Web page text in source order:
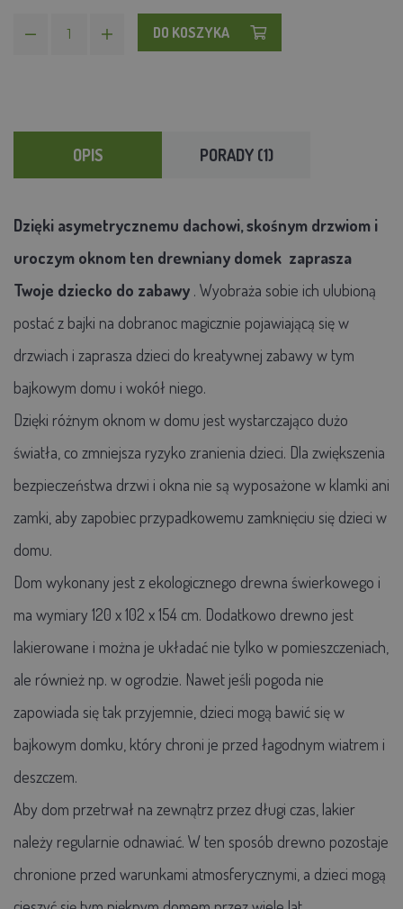
DO KOSZYKA
OPIS PORADY (1)
Dzięki asymetrycznemu dachowi, skośnym drzwiom i
uroczym oknom ten drewniany domek zaprasza
Twoje dziecko do zabawy . Wyobraża sobie ich ulubioną
postać z bajki na dobranoc magicznie pojawiającą się w
drzwiach i zaprasza dzieci do kreatywnej zabawy w tym
bajkowym domu i wokół niego.
Dzięki różnym oknom w domu jest wystarczająco dużo
światła, co zmniejsza ryzyko zranienia dzieci. Dla zwiększenia
bezpieczeństwa drzwi i okna nie są wyposażone w klamki ani
zamki, aby zapobiec przypadkowemu zamknięciu się dzieci w
domu.
Dom wykonany jest z ekologicznego drewna świerkowego i
ma wymiary 120 x 102 x 154 cm. Dodatkowo drewno jest
lakierowane i można je układać nie tylko w pomieszczeniach,
ale również np. w ogrodzie. Nawet jeśli pogoda nie
zapowiada się tak przyjemnie, dzieci mogą bawić się w
bajkowym domku, który chroni je przed łagodnym wiatrem i
deszczem.
Aby dom przetrwał na zewnątrz przez długi czas, lakier
należy regularnie odnawiać. W ten sposób drewno pozostaje
chronione przed warunkami atmosferycznymi, a dzieci mogą